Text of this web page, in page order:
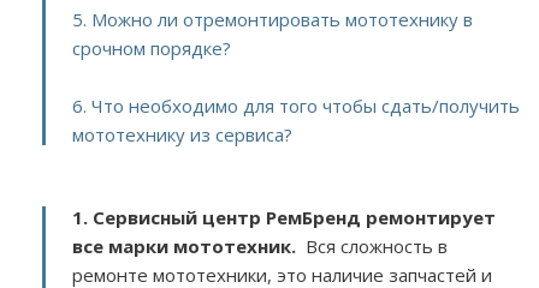
5. Можно ли отремонтировать мототехнику в
срочном порядке?
6. Что необходимо для того чтобы сдать/получить
мототехнику из сервиса?
1. Сервисный центр РемБренд ремонтирует
все марки мототехник. Вся сложность в
ремонте мототехники, это наличие запчастей и